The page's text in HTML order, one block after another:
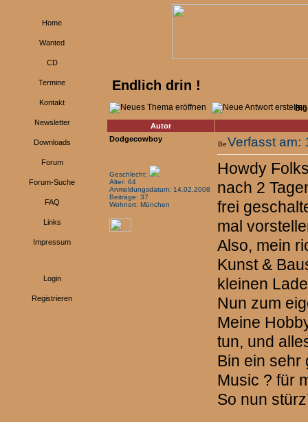
Home
Wanted
CD
Termine
Kontakt
Newsletter
Downloads
Forum
Forum-Suche
FAQ
Links
Impressum
Login
Registrieren
Endlich drin !
Autor
Dodgecowboy
Geschlecht:
Alter: 64
Anmeldungsdatum: 14.02.2008
Beiträge: 37
Wohnort: München
Verfasst
Howdy
nach 2
frei
mal
Also, mein
Kunst &
kleinen
Nun zum
Meine
tun, und
Bin ein sehr
Music ? für
So nun